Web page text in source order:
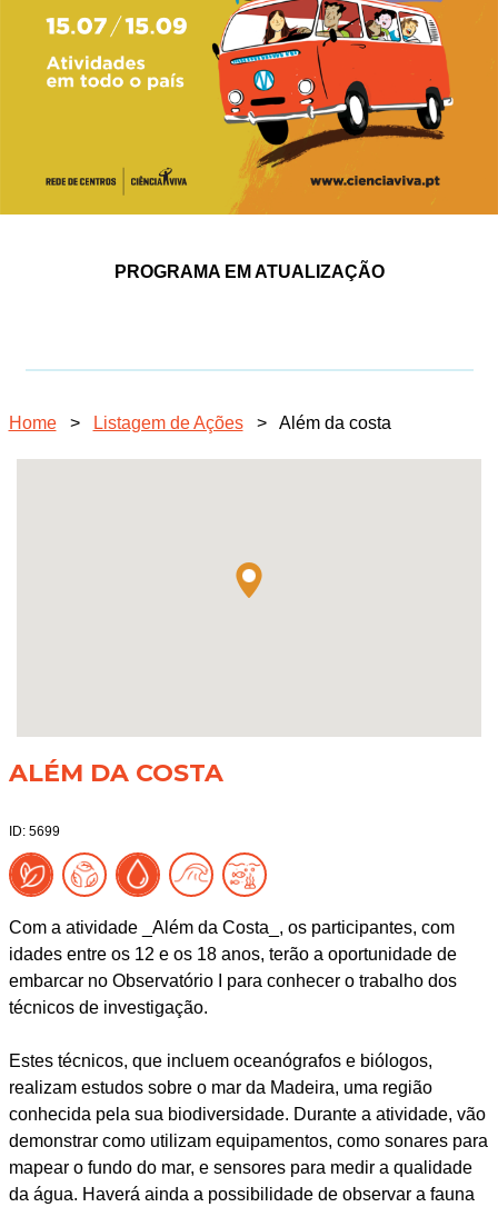
PROGRAMA EM ATUALIZAÇÃO
Home > Listagem de Ações > Além da costa
ALÉM DA COSTA
ID: 5699
Com a atividade _Além da Costa_, os participantes, com
idades entre os 12 e os 18 anos, terão a oportunidade de
embarcar no Observatório I para conhecer o trabalho dos
técnicos de investigação.
Estes técnicos, que incluem oceanógrafos e biólogos,
realizam estudos sobre o mar da Madeira, uma região
conhecida pela sua biodiversidade. Durante a atividade, vão
demonstrar como utilizam equipamentos, como sonares para
mapear o fundo do mar, e sensores para medir a qualidade
da água. Haverá ainda a possibilidade de observar a fauna